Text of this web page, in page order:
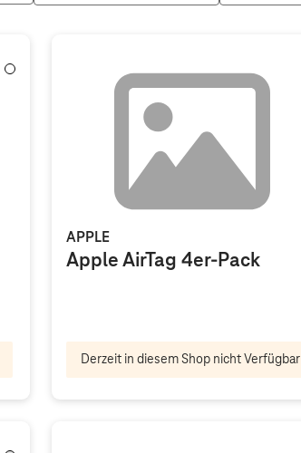
Weiß
APPLE
Apple AirTag 4er-Pack
Derzeit in diesem Shop nicht Verfügbar